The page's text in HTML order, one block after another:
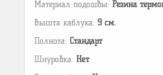
Материал подошвы: Резина
Высота каблука: 9 см.
Полнота: Стандарт
Шнуровка: Нет